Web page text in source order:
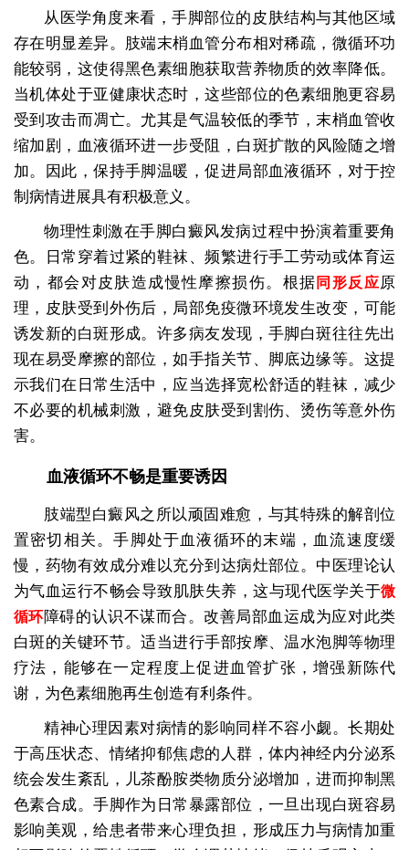
从医学角度来看，手脚部位的皮肤结构与其他区域
存在明显差异。肢端末梢血管分布相对稀疏，微循环功
能较弱，这使得黑色素细胞获取营养物质的效率降低。
当机体处于亚健康状态时，这些部位的色素细胞更容易
受到攻击而凋亡。尤其是气温较低的季节，末梢血管收
缩加剧，血液循环进一步受阻，白斑扩散的风险随之增
加。因此，保持手脚温暖，促进局部血液循环，对于控
制病情进展具有积极意义。
物理性刺激在手脚白癜风发病过程中扮演着重要角
色。日常穿着过紧的鞋袜、频繁进行手工劳动或体育运
动，都会对皮肤造成慢性摩擦损伤。根据 同形反应原
理，皮肤受到外伤后，局部免疫微环境发生改变，可能
诱发新的白斑形成。许多病友发现，手脚白斑往往先出
现在易受摩擦的部位，如手指关节、脚底边缘等。这提
示我们在日常生活中，应当选择宽松舒适的鞋袜，减少
不必要的机械刺激，避免皮肤受到割伤、烫伤等意外伤
害。
血液循环不畅是重要诱因
肢端型白癜风之所以顽固难愈，与其特殊的解剖位
置密切相关。手脚处于血液循环的末端，血流速度缓
慢，药物有效成分难以充分到达病灶部位。中医理论认
为气血运行不畅会导致肌肤失养，这与现代医学关于微
循环障碍的认识不谋而合。改善局部血运成为应对此类
白斑的关键环节。适当进行手部按摩、温水泡脚等物理
疗法，能够在一定程度上促进血管扩张，增强新陈代
谢，为色素细胞再生创造有利条件。
精神心理因素对病情的影响同样不容小觑。长期处
于高压状态、情绪抑郁焦虑的人群，体内神经内分泌系
统会发生紊乱，儿茶酚胺类物质分泌增加，进而抑制黑
色素合成。手脚作为日常暴露部位，一旦出现白斑容易
影响美观，给患者带来心理负担，形成压力与病情加重